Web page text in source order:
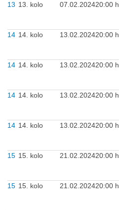
13 13. kolo 07.02.202420:00 h
14 14. kolo 13.02.202420:00 h
14 14. kolo 13.02.202420:00 h
14 14. kolo 13.02.202420:00 h
14 14. kolo 13.02.202420:00 h
15 15. kolo 21.02.202420:00 h
15 15. kolo 21.02.202420:00 h